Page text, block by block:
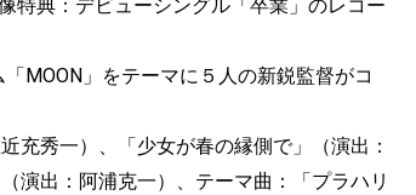
特典：デビューシングル「卒業」のレコー
MOON」をテーマに５人の新鋭監督がコ
充秀一）、「少女が春の縁側で」（演出：
演出：阿浦克一）、テーマ曲：「プラハリ